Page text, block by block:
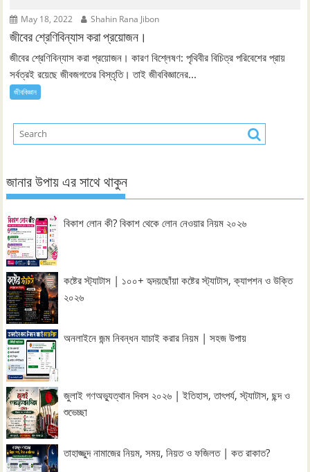
May 18, 2022 Shahin Rana Jibon
জীবের শ্রেণিবিন্যাস করা প্রয়োজন।
জীবের শ্রেণিবিন্যাস করা প্রয়োজন। কারণ বিশ্লেষণ: পৃথিবীর বিচিত্র পরিবেশের প্রায়
সর্বত্রই রয়েছে জীবজগতের বিস্তৃতি। তাই জীববিজ্ঞানের...
জীববিজ্ঞান
জানার উপায় এর সাথে থাকুন
বিকাশ লোন কী? বিকাশ থেকে লোন নেওয়ার নিয়ম ২০২৬
কষ্টের স্ট্যাটাস | ১০০+ হৃদয়ছোঁয়া কষ্টের স্ট্যাটাস, ক্যাপশন ও উক্তি
২০২৬
অনলাইনে জন্ম নিবন্ধন যাচাই করার নিয়ম | সহজ উপায়
জুলাই গণঅভ্যুত্থান দিবস ২০২৬ | ইতিহাস, তাৎপর্য, স্ট্যাটাস, ছন্দ ও
শুভেচ্ছা
তাহাজ্জুদ নামাজের নিয়ম, সময়, নিয়ত ও ফজিলত | কত রাকাত?